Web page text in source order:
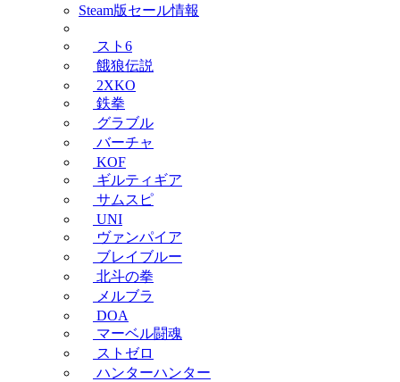
Steam版セール情報
スト6
餓狼伝説
2XKO
鉄拳
グラブル
バーチャ
KOF
ギルティギア
サムスピ
UNI
ヴァンパイア
ブレイブルー
北斗の拳
メルブラ
DOA
マーベル闘魂
ストゼロ
ハンターハンター